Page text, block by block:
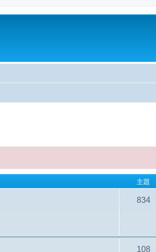
主題
834
108